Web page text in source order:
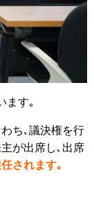
ます｡
ち､議決権を行
が出席し､出席
されます｡